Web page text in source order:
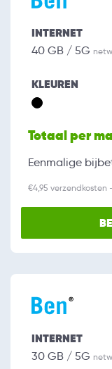
INTERNET
40 GB / 5G
KLEUREN
Totaal per
Eenmalige
€4,95 verzendkosten
INTERNET
30 GB / 5G